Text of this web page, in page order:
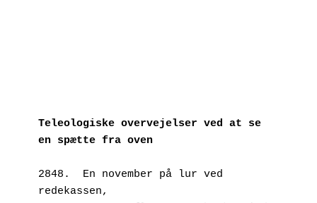
Teleologiske overvejelser ved at se
en spætte fra oven
2848.  En november på lur ved
redekassen,